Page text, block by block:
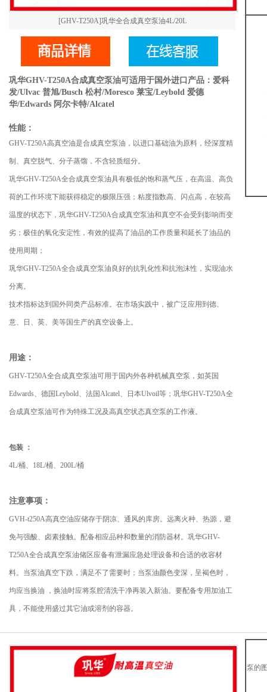
[GHV-T250A]巩华全合成真空泵油4L/20L
巩华GHV-T250A合成真空泵油可适用于国外进口产品：爱科
发/Ulvac 普旭/Busch 松村/Moresco 莱宝/Leybold 爱德
华/Edwards 阿尔卡特/Alcatel
性能：
GHV-T250A高真空油是合成真空泵油，以进口基础油为原料，经深度精
制、真空脱气、分子蒸馏，不含轻质组分。
巩华GHV-T250A全合成真空泵油具有极低的饱和蒸气压，在高温、高负
荷的工作环境下能获得稳定的极限压强；粘度指数高、闪点高，在较高
温度的状态下，巩华GHV-T250A合成真空泵油和真空不会受到影响而变
劣；极佳的氧化安定性，有效的提高了油品的工作质量和延长了油品的
使用周期；
巩华GHV-T250A全合成真空泵油良好的抗乳化性和抗泡沫性，实现油水
分离。
技术指标达到国外同类产品标准。在市场实践中，被广泛应用到德、
意、日、英、美等国生产的真空设备上。
用途：
GHV-T250A全合成真空泵油可用于国内外各种机械真空泵，如英国
Edwards、德国Leybold、法国Alcatel、日本Ulvoil等；巩华GHV-T250A全
合成真空泵油可作为特殊工况及高真空状态真空泵的工作液。
包装 ：
4L/桶、18L/桶、200L/桶
注意事项：
GVH-t250A高真空油应储存于阴凉、通风的库房。远离火种、热源，避
免与强酸、卤素接触。配备相应品种和数量的消防器材。巩华GHV-
T250A全合成真空泵油储区应备有泄漏应急处理设备和合适的收容材
料。当泵油真空下跌，满足不了需要时；当泵油颜色变深，呈褐色时，
均应当换油 ，换油时应将泵腔清洗干净再装入新油。要配备专用加油工
具，不能使用盛过其它油或溶剂的容器。
泵的